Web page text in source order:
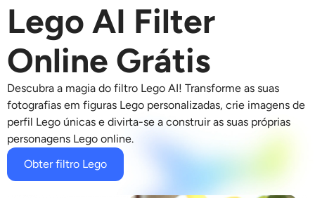
Vídeo AI
Texto para vídeo
Imagem para vídeo
Efeitos de vídeo
Gerador de beijo AI
Efeitos de vídeo
Imagem AI
Imagem para imagem
Ferramentas de IA
Editor e Criador de Fotos
Precificação
Lego AI Filter
Online Grátis
Descubra a magia do filtro Lego AI! Transforme as suas
fotografias em figuras Lego personalizadas, crie imagens de
perfil Lego únicas e divirta-se a construir as suas próprias
personagens Lego online.
Obter filtro Lego